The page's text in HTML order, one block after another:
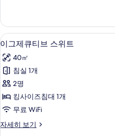
트
윈
룸
사
진
모
두
보
기
더
블
룸
또
는
트
룸
자
세
히
보
이
그
제
큐
티
브
스
위
4
이그제큐티브 스위트
40㎡
침실 1개
2명
킹사이즈침대 1개
무료 WiFi
자세히 보기
이